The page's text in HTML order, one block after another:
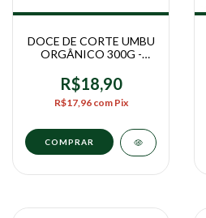
DOCE DE CORTE UMBU
ORGÂNICO 300G -
R$18,90
R$17,96 com Pix